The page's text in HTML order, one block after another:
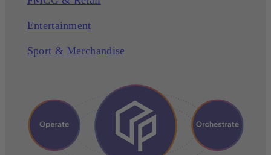
Entertainment
Sport & Merchandise